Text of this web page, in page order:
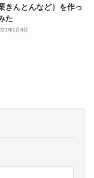
きんとんなど）を作っ
た
年1月8日